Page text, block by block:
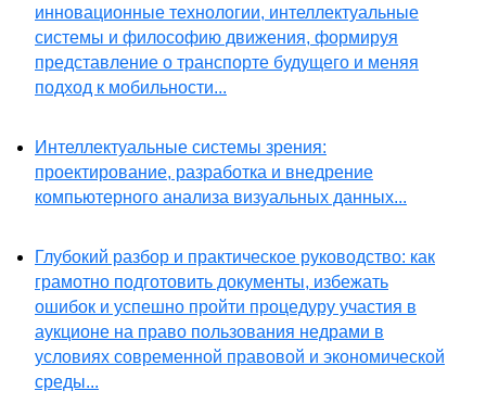
инновационные технологии, интеллектуальные
системы и философию движения, формируя
представление о транспорте будущего и меняя
подход к мобильности...
Интеллектуальные системы зрения:
проектирование, разработка и внедрение
компьютерного анализа визуальных данных...
Глубокий разбор и практическое руководство: как
грамотно подготовить документы, избежать
ошибок и успешно пройти процедуру участия в
аукционе на право пользования недрами в
условиях современной правовой и экономической
среды...